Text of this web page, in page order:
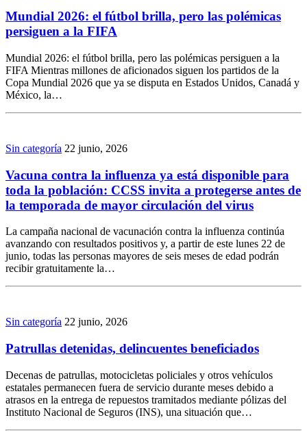
Mundial 2026: el fútbol brilla, pero las polémicas
persiguen a la FIFA
Mundial 2026: el fútbol brilla, pero las polémicas persiguen a la
FIFA Mientras millones de aficionados siguen los partidos de la
Copa Mundial 2026 que ya se disputa en Estados Unidos, Canadá y
México, la…
Sin categoría 22 junio, 2026
Vacuna contra la influenza ya está disponible para
toda la población: CCSS invita a protegerse antes de
la temporada de mayor circulación del virus
La campaña nacional de vacunación contra la influenza continúa
avanzando con resultados positivos y, a partir de este lunes 22 de
junio, todas las personas mayores de seis meses de edad podrán
recibir gratuitamente la…
Sin categoría 22 junio, 2026
Patrullas detenidas, delincuentes beneficiados
Decenas de patrullas, motocicletas policiales y otros vehículos
estatales permanecen fuera de servicio durante meses debido a
atrasos en la entrega de repuestos tramitados mediante pólizas del
Instituto Nacional de Seguros (INS), una situación que…